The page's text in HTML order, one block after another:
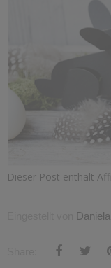
Dieser Post enthält